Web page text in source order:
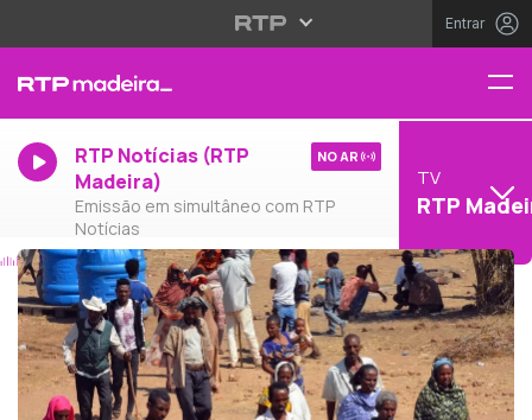
Entrar
RTP Notícias (RTP
Madeira)
Emissão em simultâneo com RTP
Notícias
NO AR
TV
RTP